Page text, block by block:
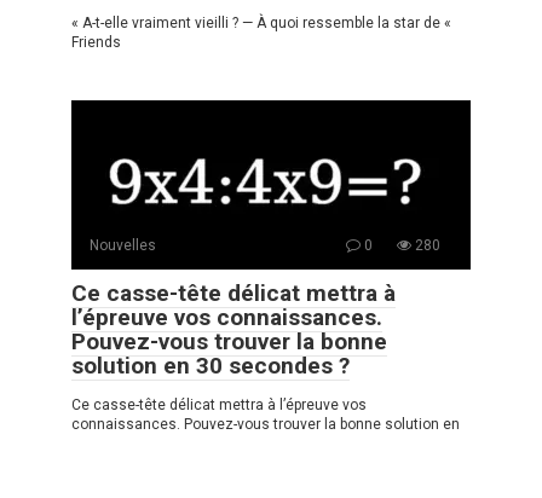
« A-t-elle vraiment vieilli ? — À quoi ressemble la star de «
Friends
Nouvelles 0 280
Ce casse-tête délicat mettra à
l’épreuve vos connaissances.
Pouvez-vous trouver la bonne
solution en 30 secondes ?
Ce casse-tête délicat mettra à l’épreuve vos
connaissances. Pouvez-vous trouver la bonne solution en